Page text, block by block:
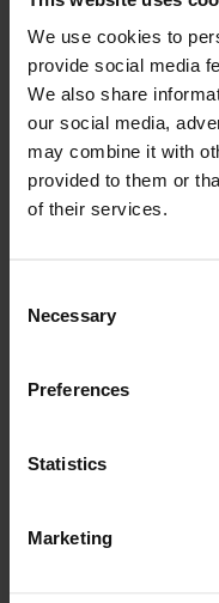
We use cookies to
provide social media
We also share
our social media,
may combine it with
provided to them or
of their services.
Selection
Necessary
Preferences
Statistics
Marketing
VERSAND UND RETOUREN